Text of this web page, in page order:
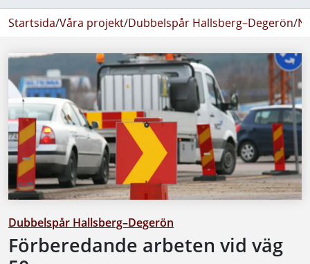
Startsida/Våra projekt/Dubbelspår Hallsberg–Degerön/
Dubbelspår Hallsberg–Degerön
Förberedande arbeten vid väg